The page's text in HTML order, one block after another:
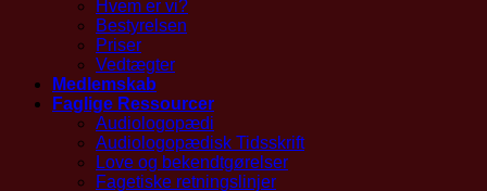
Hvem er vi?
Bestyrelsen
Priser
Vedtægter
Medlemskab
Faglige Ressourcer
Audiologopædi
Audiologopædisk Tidsskrift
Love og bekendtgørelser
Fagetiske retningslinjer